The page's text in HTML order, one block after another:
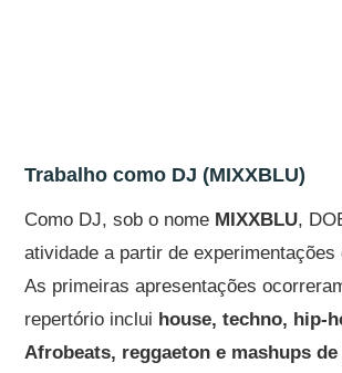
Trabalho como DJ (MIXXBLU)
Como DJ, sob o nome MIXXBLU,
atividade a partir de experimentações
As primeiras apresentações
repertório inclui house, techno, hip-
Afrobeats, reggaeton e mashups